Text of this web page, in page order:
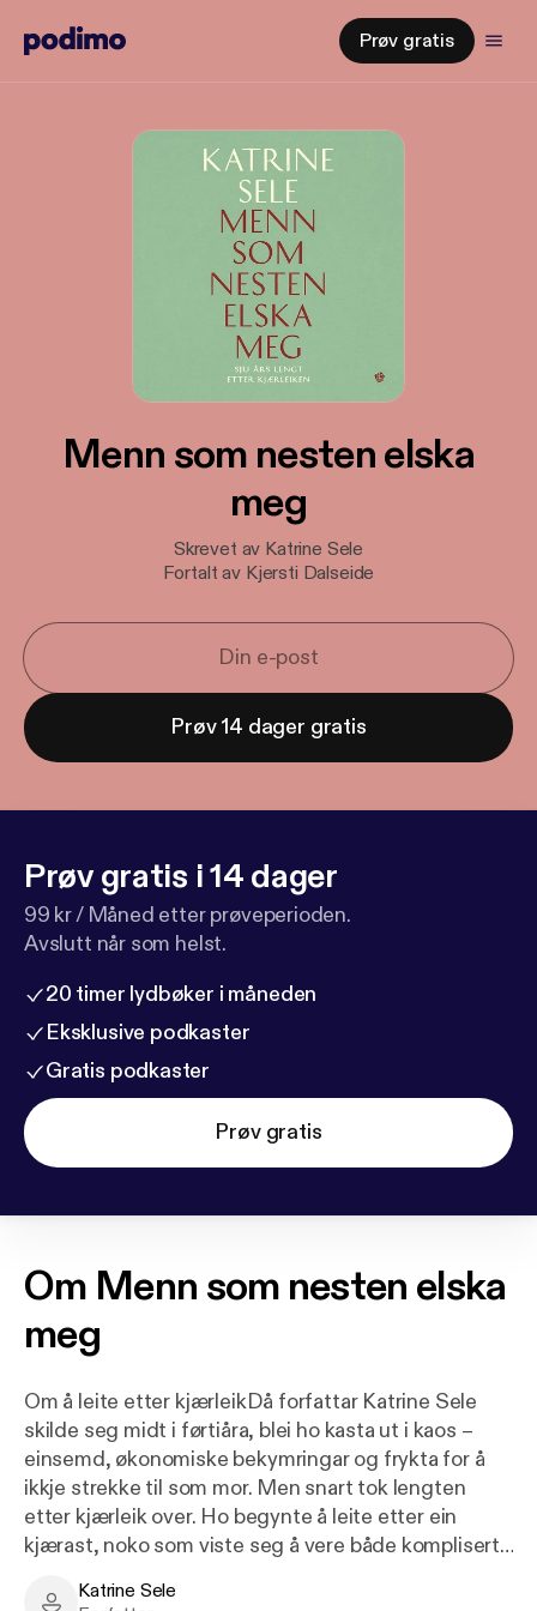
Prøv gratis
Menn som nesten elska
meg
Skrevet av Katrine Sele
Fortalt av Kjersti Dalseide
Prøv 14 dager gratis
Prøv gratis i 14 dager
99 kr / Måned etter prøveperioden.
Avslutt når som helst.
20 timer lydbøker i måneden
Eksklusive podkaster
Gratis podkaster
Prøv gratis
Om Menn som nesten elska
meg
Om å leite etter kjærleikDå forfattar Katrine Sele
skilde seg midt i førtiåra, blei ho kasta ut i kaos –
einsemd, økonomiske bekymringar og frykta for å
ikkje strekke til som mor. Men snart tok lengten
etter kjærleik over. Ho begynte å leite etter ein
kjærast, noko som viste seg å vere både komplisert
memoaren skildrar ho sju år med dating, forelskingar
Katrine Sele